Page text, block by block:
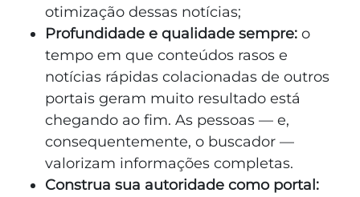
otimização dessas notícias;
Profundidade e qualidade sempre: o
tempo em que conteúdos rasos e
notícias rápidas colacionadas de outros
portais geram muito resultado está
chegando ao fim. As pessoas — e,
consequentemente, o buscador —
valorizam informações completas.
Construa sua autoridade como portal: